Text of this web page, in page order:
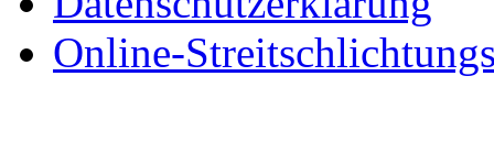
Online-